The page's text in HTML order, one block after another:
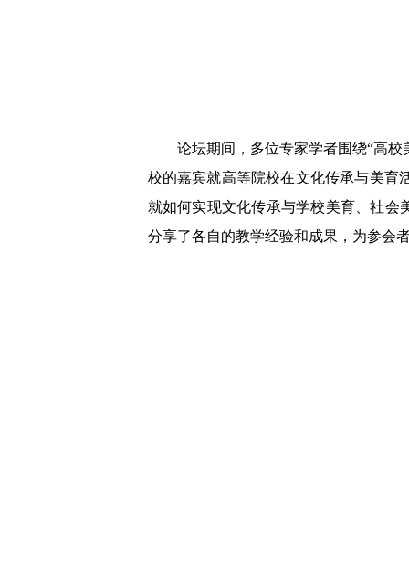
论坛期间，多位专家学者围绕“高
校的嘉宾就高等院校在文化传承与美育
就如何实现文化传承与学校美育、社
分享了各自的教学经验和成果，为参会